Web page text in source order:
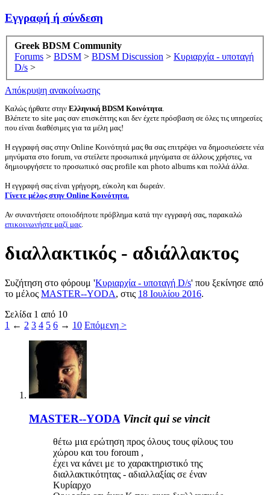
Εγγραφή ή σύνδεση
Greek BDSM Community
Forums > BDSM > BDSM Discussion > Κυριαρχία - υποταγή
D/s >
Απόκρυψη ανακοίνωσης
Καλώς ήρθατε στην Ελληνική BDSM Κοινότητα.
Βλέπετε το site μας σαν επισκέπτης και δεν έχετε πρόσβαση σε όλες τις υπηρεσίες
που είναι διαθέσιμες για τα μέλη μας!
Η εγγραφή σας στην Online Κοινότητά μας θα σας επιτρέψει να δημοσιεύσετε νέα
μηνύματα στο forum, να στείλετε προσωπικά μηνύματα σε άλλους χρήστες, να
δημιουργήσετε το προσωπικό σας profile και photo albums και πολλά άλλα.
Η εγγραφή σας είναι γρήγορη, εύκολη και δωρεάν.
Γίνετε μέλος στην Online Κοινότητα.
Αν συναντήσετε οποιοδήποτε πρόβλημα κατά την εγγραφή σας, παρακαλώ
επικοινωνήστε μαζί μας.
διαλλακτικός - αδιάλλακτος
Συζήτηση στο φόρουμ 'Κυριαρχία - υποταγή D/s' που ξεκίνησε από
το μέλος MASTER--YODA, στις 18 Ιουλίου 2016.
Σελίδα 1 από 10
1 ← 2 3 4 5 6 → 10 Επόμενη >
MASTER--YODA Vincit qui se vincit
θέτω μια ερώτηση προς όλους τους φίλους του
χώρου και του foroum ,
έχει να κάνει με το χαρακτηριστικό της
διαλλακτικότητας - αδιαλλαξίας σε έναν
Κυρίαρχο